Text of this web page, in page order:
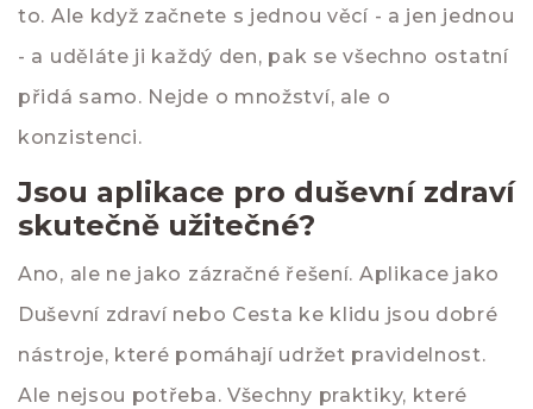
to. Ale když začnete s jednou věcí - a jen jednou
- a uděláte ji každý den, pak se všechno ostatní
přidá samo. Nejde o množství, ale o
konzistenci.
Jsou aplikace pro duševní zdraví
skutečně užitečné?
Ano, ale ne jako zázračné řešení. Aplikace jako
Duševní zdraví nebo Cesta ke klidu jsou dobré
nástroje, které pomáhají udržet pravidelnost.
Ale nejsou potřeba. Všechny praktiky, které